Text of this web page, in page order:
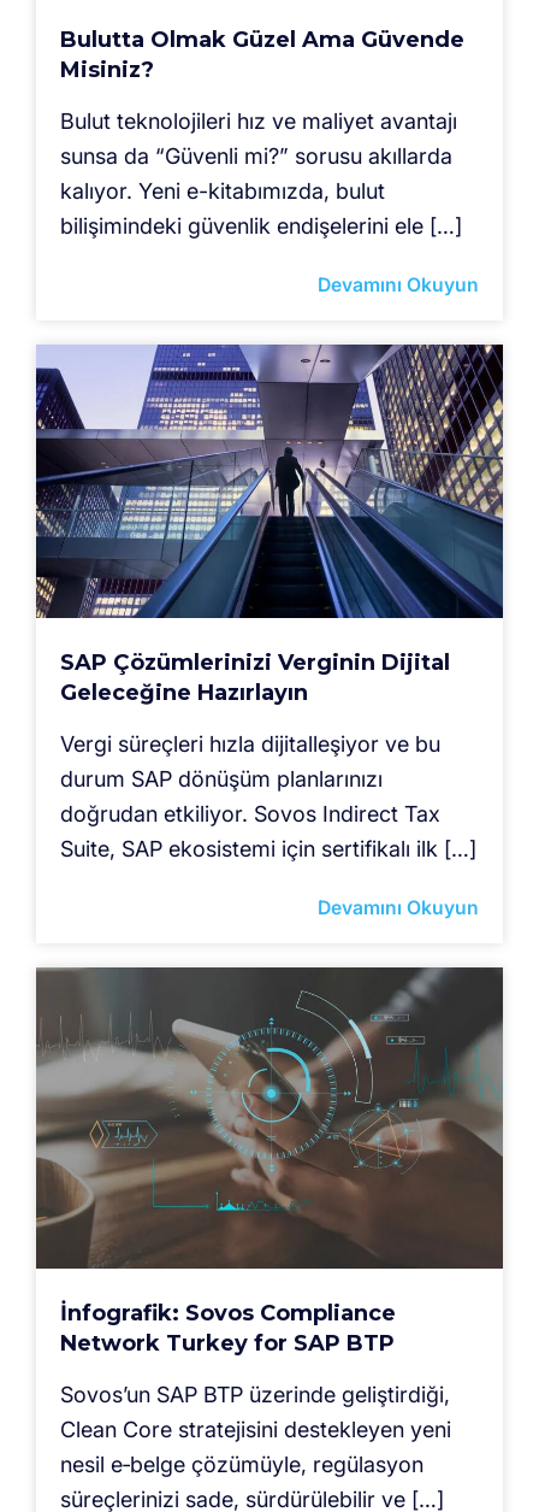
Bulutta Olmak Güzel Ama Güvende
Misiniz?
Bulut teknolojileri hız ve maliyet avantajı
sunsa da “Güvenli mi?” sorusu akıllarda
kalıyor. Yeni e-kitabımızda, bulut
bilişimindeki güvenlik endişelerini ele […]
Devamını Okuyun
SAP Çözümlerinizi Verginin Dijital
Geleceğine Hazırlayın
Vergi süreçleri hızla dijitalleşiyor ve bu
durum SAP dönüşüm planlarınızı
doğrudan etkiliyor. Sovos Indirect Tax
Suite, SAP ekosistemi için sertifikalı ilk […]
Devamını Okuyun
İnfografik: Sovos Compliance
Network Turkey for SAP BTP
Sovos’un SAP BTP üzerinde geliştirdiği,
Clean Core stratejisini destekleyen yeni
nesil e‑belge çözümüyle, regülasyon
süreçlerinizi sade, sürdürülebilir ve […]